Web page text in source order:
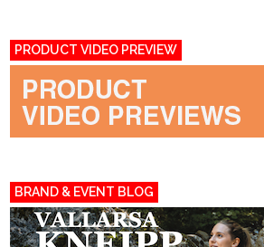
PRODUCT VIDEO PREVIEW
BRAND & EVENT BLOG